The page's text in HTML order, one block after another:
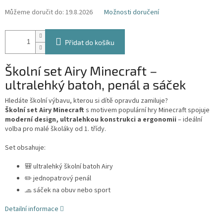
Můžeme doručit do: 19.8.2026 Možnosti doručení
Přidat do košíku
Školní set Airy Minecraft –
ultralehký batoh, penál a sáček
Hledáte školní výbavu, kterou si dítě opravdu zamiluje?
Školní set Airy Minecraft s motivem populární hryMinecraftspojuje
moderní design, ultralehkou konstrukci a ergonomii – ideální
volba pro malé školáky od 1. třídy.
Set obsahuje:
🎒 ultralehký školní batoh Airy
✏️ jednopatrový penál
🧢 sáček na obuv nebo sport
Detailní informace